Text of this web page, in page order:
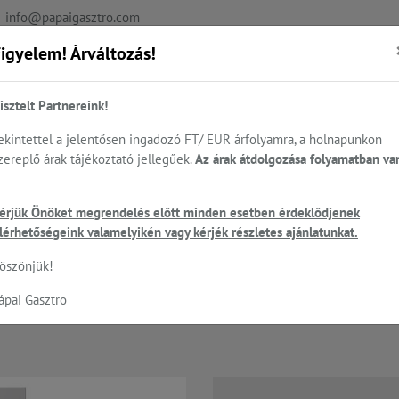
info@papaigasztro.com
REFERENCIÁK AKTUÁLIS
Sütés - főzés Cukrászat... Mosogatás
kemencék, állványok, tisztítás... UNOX - cukrászati sütők
BIG ONE - 16 tálcás CUKRÁSZ
Árváltozás!
Partnereink!
a jelentősen ingadozó FT/ EUR árfolyamra, a holnapunkon
árak tájékoztató jellegűek. Az árak átdolgozása folyamatban
Önöket megrendelés előtt minden esetben érdeklődjenek
valamelyikén vagy kérjék részletes ajánlatunkat.
Gasztro